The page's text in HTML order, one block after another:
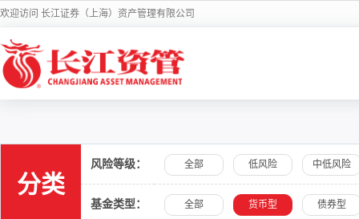
欢迎访问 长江证券（上海）资产管理有限公司
分类
风险等级： 全部 低风险 中低风险
基金类型： 全部 货币型 债券型